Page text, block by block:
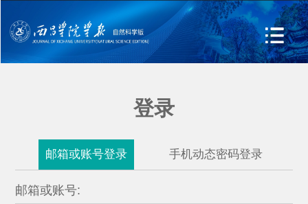
登录
邮箱或账号登录 手机动态密码登录
邮箱或账号: